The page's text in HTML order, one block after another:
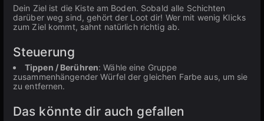
Dein Ziel ist die Kiste am Boden. Sobald alle Schichten
darüber weg sind, gehört der Loot dir! Wer mit wenig Klicks
zum Ziel kommt, sahnt natürlich richtig ab.
Steuerung
Tippen / Berühren: Wähle eine Gruppe
zusammenhängender Würfel der gleichen Farbe aus, um sie
zu entfernen.
Das könnte dir auch gefallen